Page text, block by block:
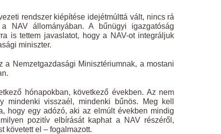
rendszer kiépítése idejétmúlttá vált, nincs rá
NAV állományában. A bűnügyi igazgatóság
is tettem javaslatot, hogy a NAV-ot integráljuk
miniszter.
Nemzetgazdasági Minisztériumnak, a mostani
hónapokban, következő években. Az nem
visszaél, mindenki bűnös. Meg kell
hogy egy adózó, aki az elmúlt években mindig
pozitív elbírását kaphat a NAV részéről,
követett el – fogalmazott.